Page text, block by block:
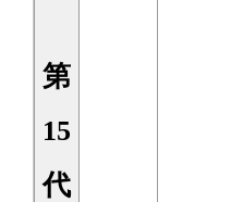
第
15
代